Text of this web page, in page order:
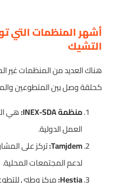
أشهر المنظمات التي
التشيك
كحلقة وصل بين المتطوعين
منظمة INEX-SDA:
هي
العمل الدولية.
Tamjdem: تركز على
لدعم المجتمعات المحلية.
Hestia: مركز وطني